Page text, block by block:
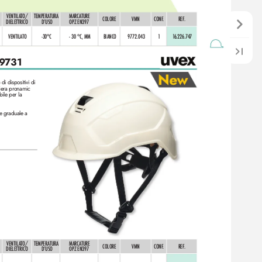
di dispositivi di
pronamic
per la
graduale a
731
VENTILATO/
DIELETTRICO
TEMPERATURA
DʼUSO
MARCATURE
OPZ EN397 COLORE VMN CONF. REF.
VENTILATO -30°C - 30 °C, MM BIANCO 9772.043 1 16.226.747
VENTILATO/
DIELETTRICO
TEMPERATURA
DʼUSO
MARCATURE
OPZ EN397
COLORE VMN CONF. REF.